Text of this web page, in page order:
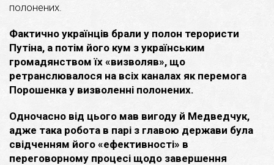
полонених.
Фактично українців брали у полон терористи
Путіна, а потім його кум з українським
громадянством їх «визволяв», що
ретранслювалося на всіх каналах як перемога
Порошенка у визволенні полонених.
Одночасно від цього мав вигоду й Медведчук,
адже така робота в парі з главою держави була
свідченням його «ефективності» в
переговорному процесі щодо завершення